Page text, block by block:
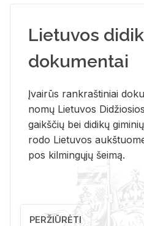
Lietuvos
dokumentai
Įvai­rūs rank­raš­ti­niai
no­mų Lie­tu­vos
gaikš­čių bei di­di­kų
ro­do Lie­tu­vos
pos kil­min­gų­jų šei­mą.
PERŽIŪRĖTI